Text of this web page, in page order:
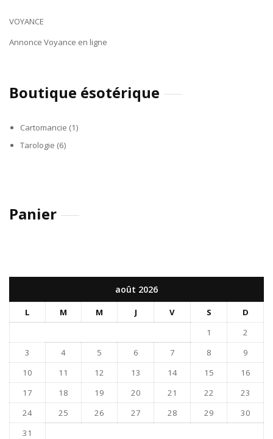
VOYANCE
Annonce Voyance en ligne
Boutique ésotérique
Cartomancie (1)
Tarologie (6)
Panier
août 2026
L M M J V S
D
1
2
3
4 5 6 7 8
9
10
11 12 13 14 15
16
17
18 19 20 21 22
23
24
25 26 27 28 29
30
31